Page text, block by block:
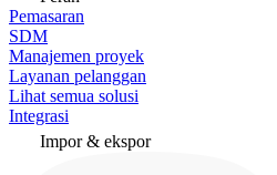
Pemasaran
SDM
Manajemen proyek
Layanan pelanggan
Lihat semua solusi
Integrasi
Impor & ekspor